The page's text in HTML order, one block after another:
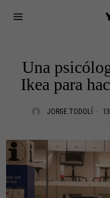
Una
Ikea para
JORGE TODOLÍ